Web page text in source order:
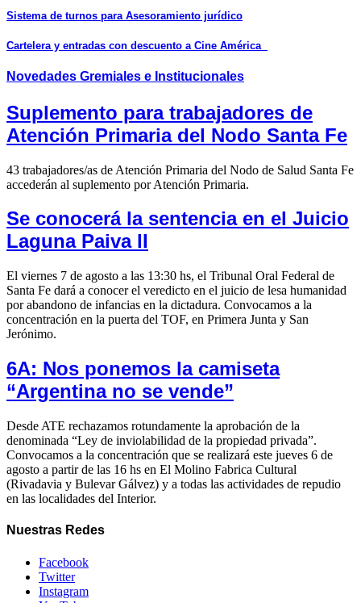
Sistema de turnos para Asesoramiento jurídico
Cartelera y entradas con descuento a Cine América
Novedades Gremiales e Institucionales
Suplemento para trabajadores de
Atención Primaria del Nodo Santa Fe
43 trabajadores/as de Atención Primaria del Nodo de Salud Santa Fe
accederán al suplemento por Atención Primaria.
Se conocerá la sentencia en el Juicio
Laguna Paiva II
El viernes 7 de agosto a las 13:30 hs, el Tribunal Oral Federal de
Santa Fe dará a conocer el veredicto en el juicio de lesa humanidad
por abandono de infancias en la dictadura. Convocamos a la
concentración en la puerta del TOF, en Primera Junta y San
Jerónimo.
6A: Nos ponemos la camiseta
“Argentina no se vende”
Desde ATE rechazamos rotundamente la aprobación de la
denominada “Ley de inviolabilidad de la propiedad privada”.
Convocamos a la concentración que se realizará este jueves 6 de
agosto a partir de las 16 hs en El Molino Fabrica Cultural
(Rivadavia y Bulevar Gálvez) y a todas las actividades de repudio
en las localidades del Interior.
Nuestras Redes
Facebook
Twitter
Instagram